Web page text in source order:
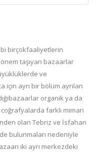
birçokfaaliyetlerin
taşıyan bazaarlar
lerde ve
için ayrı bir bölüm ayrılan
bazaarlar organik ya da
coğrafyalarda farklı mimari
olan Tebriz ve İsfahan
bulunmaları nedeniyle
iki ayrı merkezdeki